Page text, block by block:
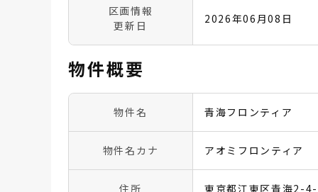
区画情報
更新日
2026年06月08日
物件概要
物件名 青海フロンティア
物件名カナ アオミフロンティア
住所 東京都江東区青海2-